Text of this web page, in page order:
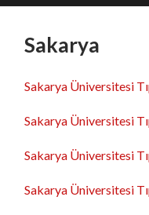
mobile
Sakarya
Sakarya Üniversitesi
Sakarya Üniversitesi
Sakarya Üniversitesi
Sakarya Üniversitesi